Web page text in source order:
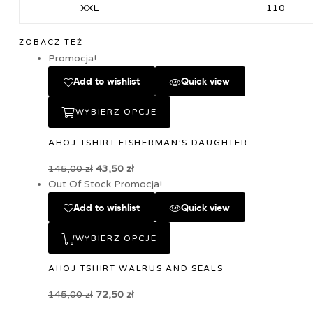
XXL 110
ZOBACZ TEŻ
Promocja!
Add to wishlist Quick view
WYBIERZ OPCJE
AHOJ TSHIRT FISHERMAN’S DAUGHTER
145,00zł 43,50 zł
Out Of Stock Promocja!
Add to wishlist Quick view
WYBIERZ OPCJE
AHOJ TSHIRT WALRUS AND SEALS
145,00zł 72,50 zł